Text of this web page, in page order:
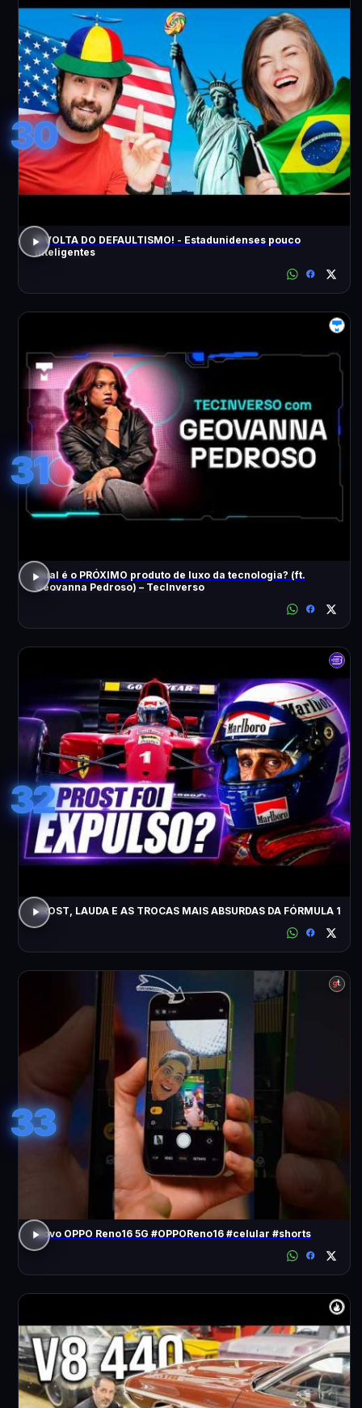
30
A VOLTA DO DEFAULTISMO! - Estadunidenses pouco
inteligentes
31
Qual é o PRÓXIMO produto de luxo da tecnologia? (ft.
Geovanna Pedroso) – TecInverso
32
PROST, LAUDA E AS TROCAS MAIS ABSURDAS DA FÓRMULA 1
33
Novo OPPO Reno16 5G #OPPOReno16 #celular #shorts